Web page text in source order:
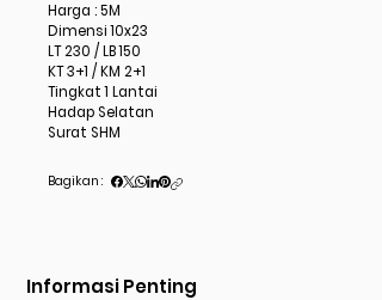
Harga : 5M
Dimensi 10x23
LT 230 / LB 150
KT 3+1 / KM 2+1
Tingkat 1 Lantai
Hadap Selatan
Surat SHM
Bagikan :
Informasi Penting